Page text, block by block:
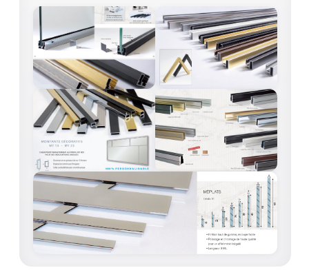
VERRE FEUILLETÉ
VERRE ANTI-REFLET
VERRE LAQUÉ/CRÉDENCE
VERRE FEUILLETÉ/TREMPÉ
DALLE DE SOL EN VERRE
PORTE EN VERRE
GARDE CORPS EN VERRE
VERRIÈRE TYPE ATELIER